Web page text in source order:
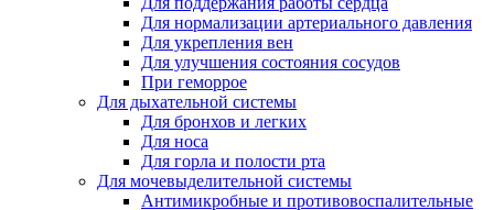
Для нормализации артериального давления
Для укрепления вен
Для улучшения состояния сосудов
При геморрое
Для дыхательной системы
Для бронхов и легких
Для носа
Для горла и полости рта
Для мочевыделительной системы
Антимикробные и противовоспалительные